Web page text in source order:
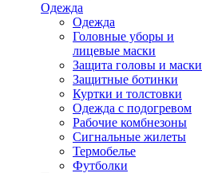
Одежда
Одежда
Головные уборы и
лицевые маски
Защита головы и маски
Защитные ботинки
Куртки и толстовки
Одежда с подогревом
Рабочие комбнезоны
Сигнальные жилеты
Термобелье
Футболки